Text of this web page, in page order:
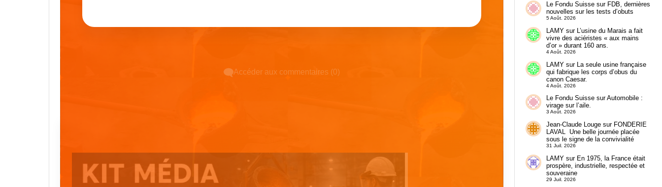
Accéder aux commentaires (0)
Le Fondu Suissesur FDB, dernières
nouvelles sur les tests d’obuts
5 Août. 2026
LAMYsur L’usine du Marais a fait
vivre des aciéristes « aux mains
d’or » durant 160 ans.
4 Août. 2026
LAMYsur La seule usine française
qui fabrique les corps d’obus du
canon Caesar.
4 Août. 2026
Le Fondu SuissesurAutomobile :
virage sur l’aile.
3 Août. 2026
Jean-Claude Lougesur FONDERIE
LAVAL Une belle journée placée
sous le signe de la convivialité
31 Juil. 2026
LAMYsur En 1975, la France était
prospère, industrielle, respectée et
souveraine
29 Juil. 2026